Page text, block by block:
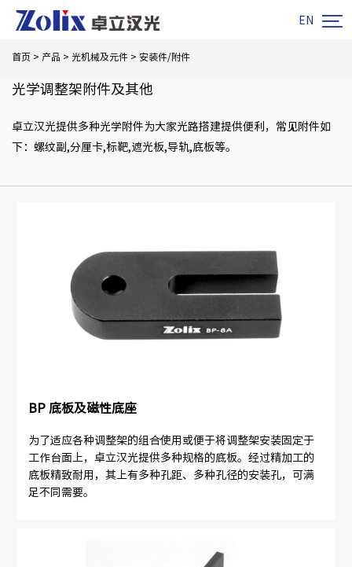
EN 
首页 > 产品 > 光机械及元件 > 安装件/附件
光学调整架附件及其他
卓立汉光提供多种光学附件为大家光路搭建提供便利，常见附件如
下：螺纹副,分厘卡,标靶,遮光板,导轨,底板等。
BP 底板及磁性底座
为了适应各种调整架的组合使用或便于将调整架安装固定于
工作台面上，卓立汉光提供多种规格的底板。经过精加工的
底板精致耐用，其上有多种孔距、多种孔径的安装孔，可满
足不同需要。